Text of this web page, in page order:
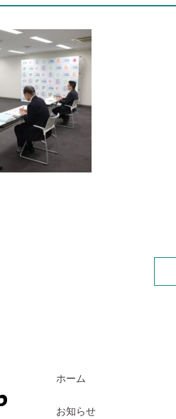
ホーム
お知らせ